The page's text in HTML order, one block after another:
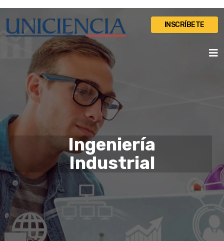
INSCRÍBETE
Ingeniería
Industrial